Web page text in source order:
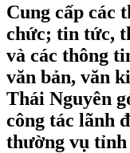
Cung cấp các
chức; tin tức,
và các thông
văn bản, văn
Thái Nguyên
công tác lãnh
thường vụ tỉnh